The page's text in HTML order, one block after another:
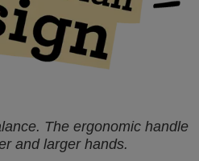
The ergonomic handle
and larger hands.